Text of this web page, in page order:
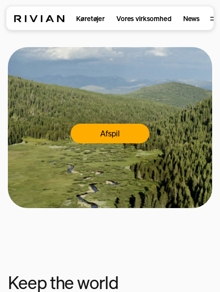
Køretøjer Vores virksomhed News
Afspil
Keep the world